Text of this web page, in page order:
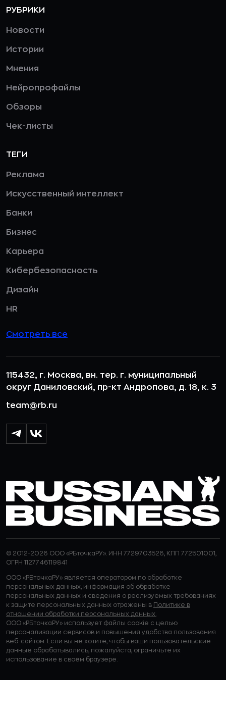
РУБРИКИ
Новости
Истории
Мнения
Нейропрофайлы
Обзоры
Чек-листы
ТЕГИ
Реклама
Искусственный интеллект
Банки
Бизнес
Карьера
Кибербезопасность
Дизайн
HR
Смотреть все
115432, г. Москва, вн. тер. г. муниципальный
округ Даниловский, пр-кт Андропова, д. 18, к. 3
team@rb.ru
© 2012-2026 ООО «РБточкаРУ». ИНН 7729703526, КПП 772501001,
ОГРН 1127746119841
ООО «РБточкаРУ» является оператором по обработке
персональных данных, информация об обработке
персональных данных и сведения о реализуемых требованиях
к защите персональных данных отражены в Политике в
отношении обработки персональных данных.
ООО «РБточкаРУ» использует файлы cookie с целью
персонализации сервисов и повышения удобства пользования
веб-сайтом. Если вы не хотите, чтобы ваши пользовательские
данные обрабатывались, пожалуйста, ограничьте их
использование в своём браузере.